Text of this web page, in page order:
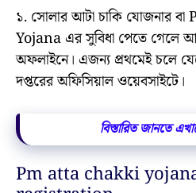
১. সোলার আটা চাকি যোজনার
Yojana এর সুবিধা পেতে গেলে
অফলাইনে। এজন্য প্রথমেই চলে
দপ্তরের অফিসিয়াল ওয়েবসাইটে।
বিস্তারিত জানতে
Pm atta chakki